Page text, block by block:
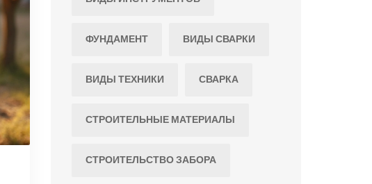
ФУНДАМЕНТ ВИДЫ СВАРКИ
ВИДЫ ТЕХНИКИ СВАРКА
СТРОИТЕЛЬНЫЕ МАТЕРИАЛЫ
СТРОИТЕЛЬСТВО ЗАБОРА